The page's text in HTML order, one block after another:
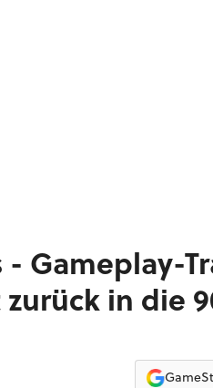
Gameplay-
in die